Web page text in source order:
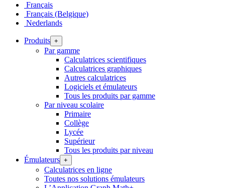
Français
Français (Belgique)
Nederlands
Produits +
Par gamme
Calculatrices scientifiques
Calculatrices graphiques
Autres calculatrices
Logiciels et émulateurs
Tous les produits par gamme
Par niveau scolaire
Primaire
Collège
Lycée
Supérieur
Tous les produits par niveau
Émulateurs +
Calculatrices en ligne
Toutes nos solutions émulateurs